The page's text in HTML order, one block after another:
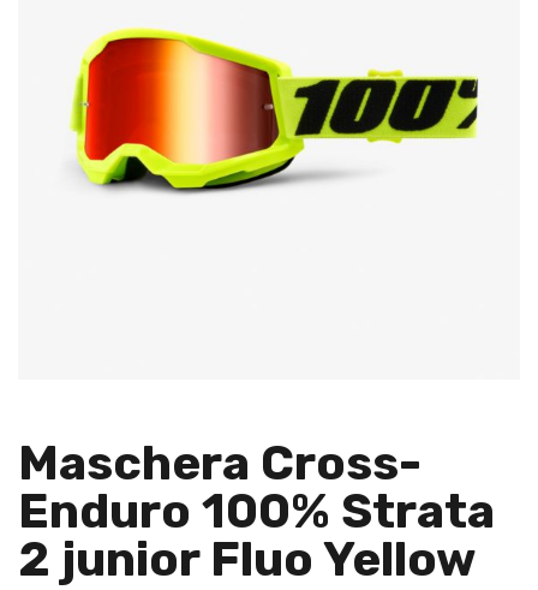
Maschera Cross-
Enduro 100% Strata
2 junior Fluo Yellow